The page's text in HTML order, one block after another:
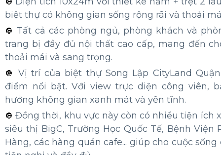
THÔNG TIN CHUNG
Mã sản phẩm
Giá:
Bạn đang tìm kiếm một biệt thự đẳng cấp tại
Biệt thự Song Lập CityLand Quận 7 với diện
lựa chọn hoàn hảo cho bạn.
Thông tin